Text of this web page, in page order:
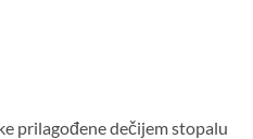
prilagođene dečijem stopalu